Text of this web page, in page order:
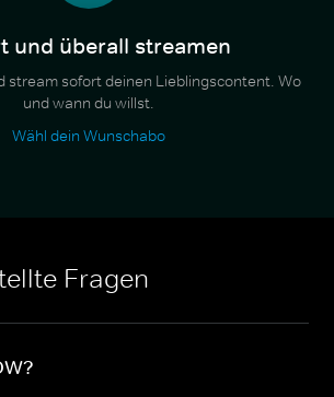
und überall streamen
stream sofort deinen Lieblingscontent. Wo
und wann du willst.
Wähl dein Wunschabo
Fragen